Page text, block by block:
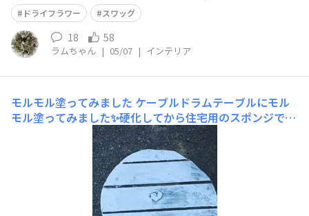
ドライフラワー
スワッグ
18 58
ラムちゃん | 05/07 | インテリア
モルモル塗ってみました ケーブルドラムテーブルにモル
モル塗ってみました✨硬化してから住宅用のスポンジでこ
すりましたヤスリで研磨してみようと思います😊